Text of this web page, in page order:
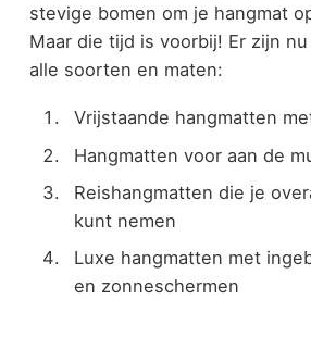
stevige bomen om je hangmat
Maar die tijd is voorbij! Er zijn
alle soorten en maten:
Vrijstaande hangmatten
Hangmatten voor aan de
Reishangmatten die je
kunt nemen
Luxe hangmatten met
en zonneschermen